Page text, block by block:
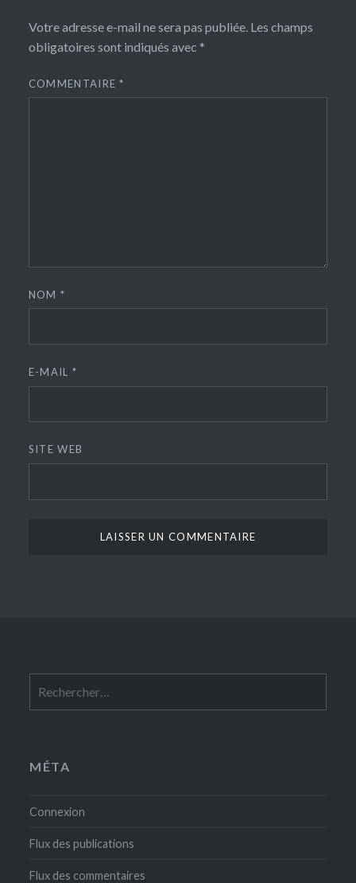
Votre adresse e-mail ne sera pas publiée. Les champs
obligatoires sont indiqués avec *
COMMENTAIRE*
NOM*
E-MAIL *
SITE WEB
MÉTA
Connexion
Flux des publications
Flux des commentaires